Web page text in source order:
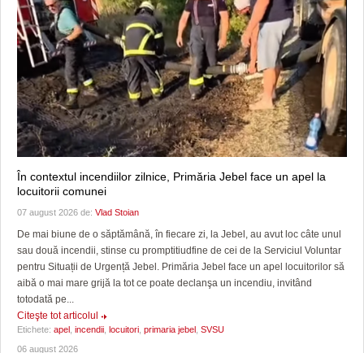
În contextul incendiilor zilnice, Primăria Jebel face un apel la
locuitorii comunei
07 august 2026 de: Vlad Stoian
De mai biune de o săptămână, în fiecare zi, la Jebel, au avut loc câte unul
sau două incendii, stinse cu promptitiudfine de cei de la Serviciul Voluntar
pentru Situații de Urgență Jebel. Primăria Jebel face un apel locuitorilor să
aibă o mai mare grijă la tot ce poate declanşa un incendiu, invitând
totodată pe...
Citeşte tot articolul
Etichete: apel incendii locuitori primaria jebel
SVSU
06 august 2026